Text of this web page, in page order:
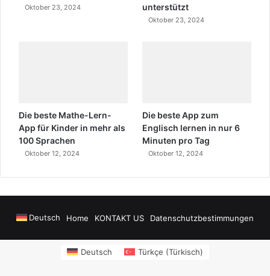
Oktober 23, 2024
unterstützt
Oktober 23, 2024
Die beste Mathe-Lern-
App für Kinder in mehr als
100 Sprachen
Oktober 12, 2024
Die beste App zum
Englisch lernen in nur 6
Minuten pro Tag
Oktober 12, 2024
Deutsch Home KONTAKT US Datenschutzbestimmungen
Deutsch Türkçe (Türkisch)